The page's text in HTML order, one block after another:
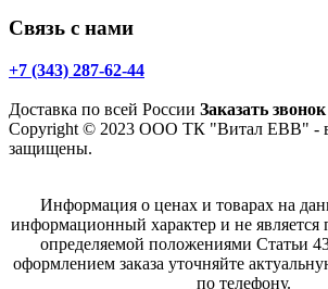
Связь с нами
+7 (343) 287-62-44
Доставка по всей России Заказать звонок
Copyright © 2023 ООО ТК "Витал ЕВВ" -
защищены.
Информация о ценах и товарах на
информационный характер и не является
определяемой положениями Статьи
оформлением заказа уточняйте
по телефону.